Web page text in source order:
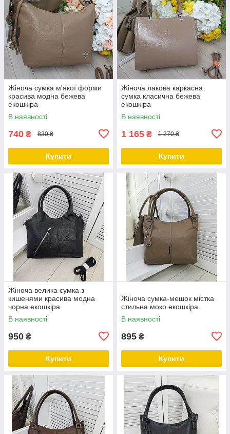
Жіноча сумка м'якої форми
красива модна бежева
екошкіра
В наявності
740 ₴ 830 ₴
Купити
Жіноча лакова каркасна
сумка класична бежева
екошкіра
В наявності
1 165 ₴ 1 270 ₴
Купити
Жіноча велика сумка з
кишенями красива модна
чорна екошкіра
В наявності
950 ₴
Купити
Жіноча сумка-мешок містка
стильна моко екошкіра
В наявності
895 ₴
Купити